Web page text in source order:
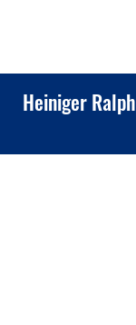
Heiniger Ralph